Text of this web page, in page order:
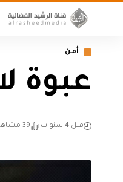
أمن
عبوة
قبل 4 سنوات 39 مشاهدات